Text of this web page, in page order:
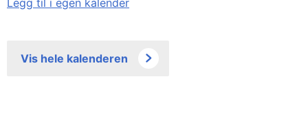
Legg til i egen kalender
Vis hele kalenderen